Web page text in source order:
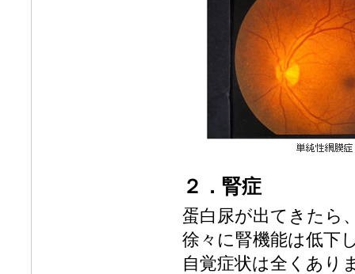
２．腎症
蛋白尿が出てきたら
徐々に腎機能は低下
自覚症状は全くあり